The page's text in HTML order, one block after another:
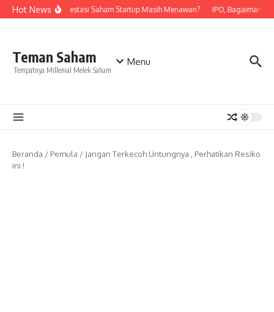
Lewati ke konten
Hot News
Badai PHK , Investasi Saham Startup Masih Menawan? IPO, Bagaimana
Teman Saham
Tempatnya Millenial Melek Saham
Menu
Beranda / Pemula / Jangan Terkecoh Untungnya , Perhatikan Resiko
ini !